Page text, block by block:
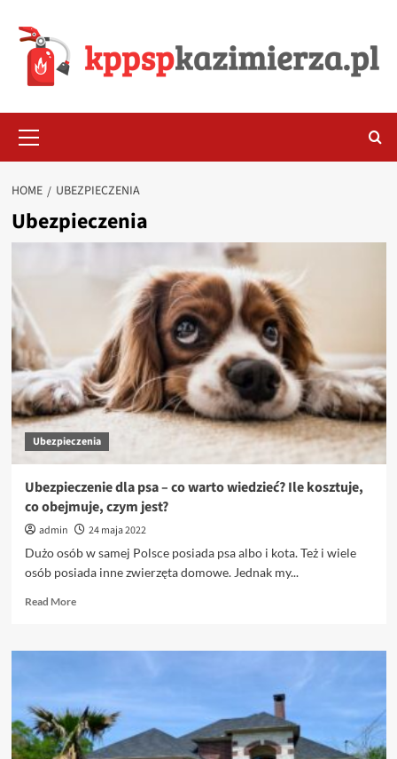
content
Menu
HOME UBEZPIECZENIA
Ubezpieczenia
Ubezpieczenia
Ubezpieczenie dla psa – co warto wiedzieć? Ile kosztuje,
co obejmuje, czym jest?
admin
24 maja 2022
Dużo osób w samej Polsce posiada psa albo i kota. Też i wiele
osób posiada inne zwierzęta domowe. Jednak my...
Read MoreRead
Ubezpieczenie
co
warto
wiedzieć?